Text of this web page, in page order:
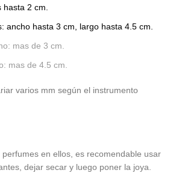
hasta 2 cm.
ancho hasta 3 cm, largo hasta 4.5 cm.
mas de 3 cm.
mas de 4.5 cm.
varios mm según el instrumento
en ellos, es recomendable usar
dejar secar y luego poner la joya.